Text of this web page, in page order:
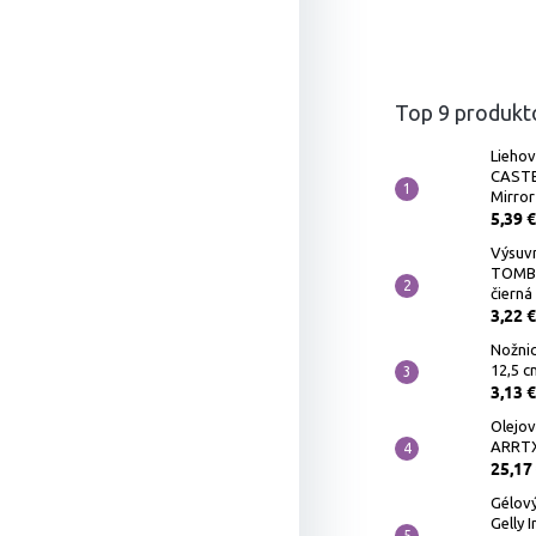
Top 9
Mirror
5,39 €
čierná
3,22 €
12,5
3,13 €
25,17
Gelly